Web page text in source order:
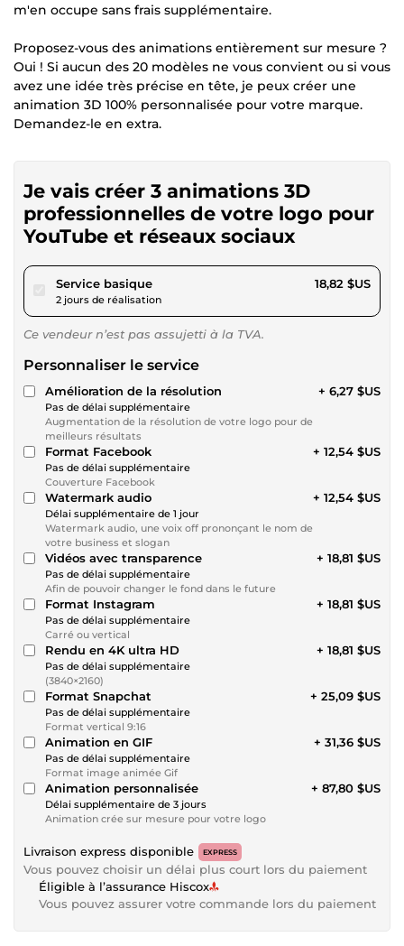
m'en occupe sans frais supplémentaire.
Proposez-vous des animations entièrement sur mesure ?
Oui ! Si aucun des 20 modèles ne vous convient ou si vous
avez une idée très précise en tête, je peux créer une
animation 3D 100% personnalisée pour votre marque.
Demandez-le en extra.
Je vais créer 3 animations 3D
professionnelles de votre logo pour
YouTube et réseaux sociaux
Service basiquepour 17,34 $US
2 jours de réalisation
18,82 $US
Ce vendeur n’est pas assujetti à la TVA.
Personnaliser le service
Amélioration de la résolution
Pas de délai supplémentaire
Augmentation de la résolution de votre logo pour de
meilleurs résultats
+ 6,27 $US
Format Facebook
Pas de délai supplémentaire
Couverture Facebook
+ 12,54 $US
Watermark audio
Délai supplémentaire de 1 jour
Watermark audio, une voix off prononçant le nom de
votre business et slogan
+ 12,54 $US
Vidéos avec transparence
Pas de délai supplémentaire
Afin de pouvoir changer le fond dans le future
+ 18,81 $US
Format Instagram
Pas de délai supplémentaire
Carré ou vertical
+ 18,81 $US
Rendu en 4K ultra HD
Pas de délai supplémentaire
(3840×2160)
+ 18,81 $US
Format Snapchat
Pas de délai supplémentaire
Format vertical 9:16
+ 25,09 $US
Animation en GIF
Pas de délai supplémentaire
Format image animée Gif
+ 31,36 $US
Animation personnalisée
Délai supplémentaire de 3 jours
Animation crée sur mesure pour votre logo
+ 87,80 $US
Livraison express disponible EXPRESS
Vous pouvez choisir un délai plus court lors du paiement
Éligible à l’assurance Hiscox
Vous pouvez assurer votre commande lors du paiement